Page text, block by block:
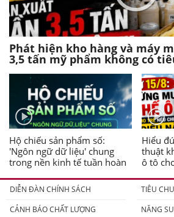
Phát hiện kho hàng và máy
3,5 tấn mỹ phẩm không có
Hộ chiếu sản phẩm số:
'Ngôn ngữ dữ liệu' chung
trong nền kinh tế tuần hoàn
Hiểu
thuật
ô tô
DIỄN ĐÀN CHÍNH SÁCH
TIÊU
CẢNH BÁO CHẤT LƯỢNG
NĂNG